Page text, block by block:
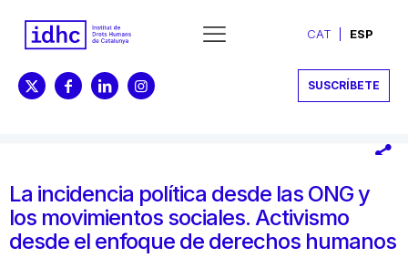
CAT ESP
SUSCRÍBETE
La incidencia política desde las ONG y
los movimientos sociales. Activismo
desde el enfoque de derechos humanos